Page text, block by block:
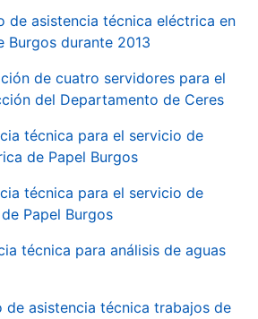
de asistencia técnica eléctrica en
Burgos durante 2013
de cuatro servidores para el
del Departamento de Ceres
técnica para el servicio de
de Papel Burgos
técnica para el servicio de
Papel Burgos
técnica para análisis de aguas
de asistencia técnica trabajos de